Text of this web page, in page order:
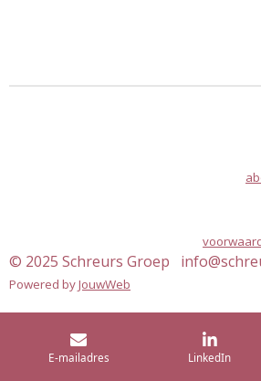
© 2025 Schreurs Groep
Powered byJouwWeb
E-mailadres LinkedIn